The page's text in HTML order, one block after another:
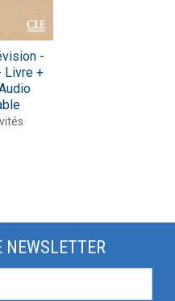
-
Livre +
NEWSLETTER